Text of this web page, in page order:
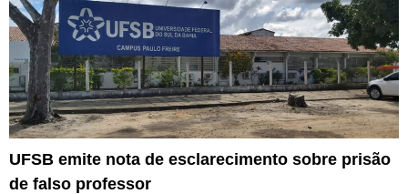
UFSB emite nota de esclarecimento sobre prisão
de falso professor